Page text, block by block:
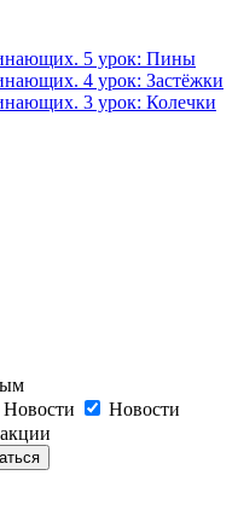
5 урок: Пины
4 урок: Застёжки
3 урок: Колечки
Новости
Новости